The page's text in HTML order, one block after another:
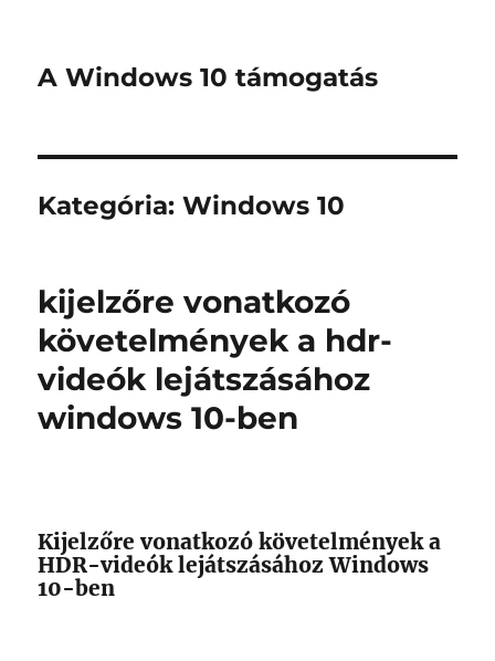
A Windows 10 támogatás
Kategória:Windows 10
kijelzőre vonatkozó
követelmények a hdr-
videók lejátszásához
windows 10-ben
Kijelzőre vonatkozó követelmények a
HDR-videók lejátszásához Windows
10-ben